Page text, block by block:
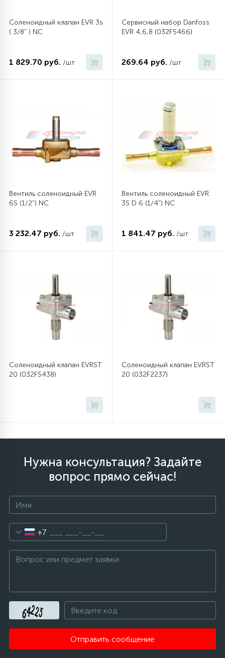
Сливные фильтры
45
Смазки
5
Таходатчики
6
ТЭНы (нагревательные элементы)
Шланги залива
Шланги слива
Соленоидный клапан EVR 3s
( 3/8" ) NC
1 829.70 руб. /шт
Сервисный набор Danfoss
EVR 4,6,8 (032F5466)
269.64 руб. /шт
Вентиль соленоидный EVR
6S (1/2") NC
3 232.47 руб. /шт
Вентиль соленоидный EVR
3S D 6 (1/4") NC
1 841.47 руб. /шт
Соленоидный клапан EVRST
20 (032F5438)
Соленоидный клапан EVRST
20 (032F2237)
Нужна консультация? Задайте
вопрос прямо сейчас!
+7
Отправить сообщение